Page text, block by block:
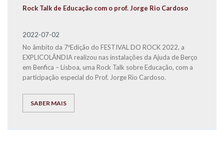
Rock Talk de Educação com o prof. Jorge Rio Cardoso
2022-07-02
No âmbito da 7ºEdição do FESTIVAL DO ROCK 2022, a
EXPLICOLÂNDIA realizou nas instalações da Ajuda de Berço
em Benfica – Lisboa, uma Rock Talk sobre Educação, com a
participação especial do Prof. Jorge Rio Cardoso.
SABER MAIS